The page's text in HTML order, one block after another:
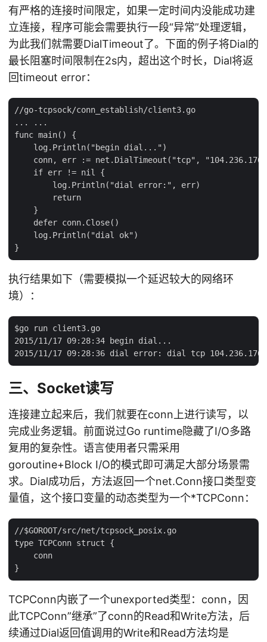
有严格的连接时间限定，如果一定时间内没能成功建
立连接，程序可能会需要执行一段“异常”处理逻辑，
为此我们就需要DialTimeout了。下面的例子将Dial的
最长阻塞时间限制在2s内，超出这个时长，Dial将返
回timeout error：
//go-tcpsock/conn_establish/client3.go
... ...
func main() {
    log.Println("begin dial...")
conn, err := net.DialTimeout("tcp",
    if err != nil {
        log.Println("dial error:", err)
        return
    }
    defer conn.Close()
    log.Println("dial ok")
执行结果如下（需要模拟一个延迟较大的网络环
境）：
$go run client3.go
2015/11/17 09:28:34 begin dial...
三、Socket读写
连接建立起来后，我们就要在conn上进行读写，以
完成业务逻辑。前面说过Go runtime隐藏了I/O多路
复用的复杂性。语言使用者只需采用
goroutine+Block I/O的模式即可满足大部分场景需
求。Dial成功后，方法返回一个net.Conn接口类型变
量值，这个接口变量的动态类型为一个*TCPConn：
//$GOROOT/src/net/tcpsock_posix.go
type TCPConn struct {
    conn
TCPConn内嵌了一个unexported类型：conn，因
此TCPConn”继承”了conn的Read和Write方法，后
续通过Dial返回值调用的Write和Read方法均是